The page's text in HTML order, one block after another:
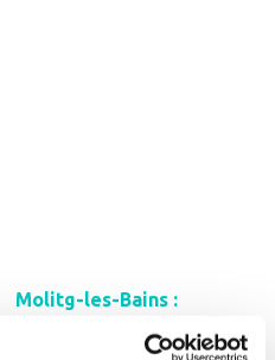
Molitg-les-Bains :